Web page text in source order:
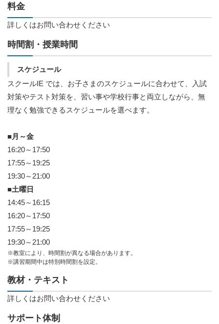
料金
詳しくはお問い合わせください
時間割・授業時間
スケジュール
スクールIE では、お子さまのスケジュールに合わせて、入試
対策やテスト対策を、習い事や学校行事と両立しながら、無
理なく勉強できるスケジュールを選べます。
■月～金
16:20～17:50
17:55～19:25
19:30～21:00
■土曜日
14:45～16:15
16:20～17:50
17:55～19:25
19:30～21:00
※教室により、時間割が異なる場合があります。
※講習期間中は特別時間割を設定。
教材・テキスト
詳しくはお問い合わせください
サポート体制